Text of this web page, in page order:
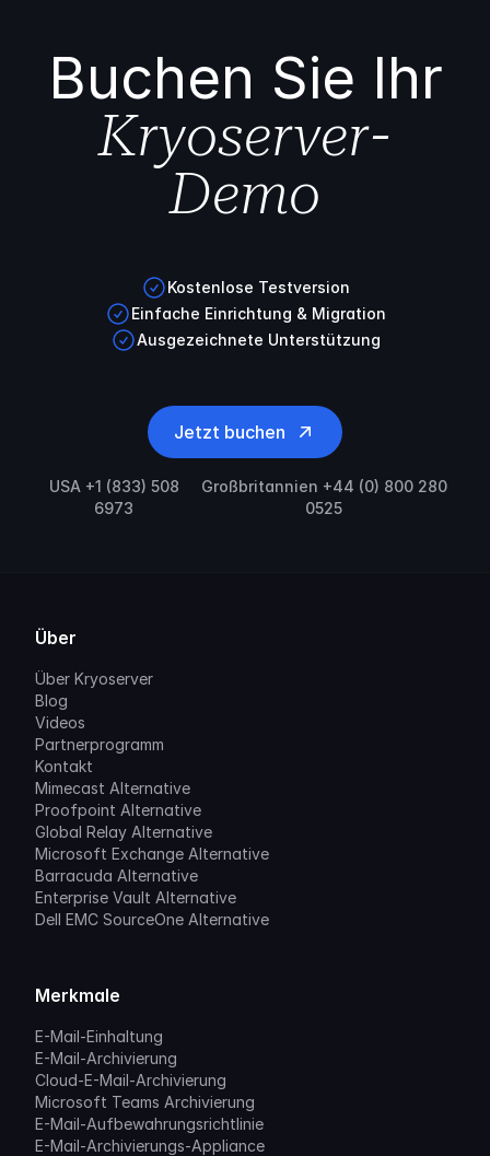
Buchen Sie Ihr
Kryoserver-
Demo
Kostenlose Testversion
Einfache Einrichtung & Migration
Ausgezeichnete Unterstützung
Jetzt buchen
USA +1 (833) 508
6973
Großbritannien +44 (0) 800 280
0525
Über
Über Kryoserver
Blog
Videos
Partnerprogramm
Kontakt
Mimecast Alternative
Proofpoint Alternative
Global Relay Alternative
Microsoft Exchange Alternative
Barracuda Alternative
Enterprise Vault Alternative
Dell EMC SourceOne Alternative
Merkmale
E-Mail-Einhaltung
E-Mail-Archivierung
Cloud-E-Mail-Archivierung
Microsoft Teams Archivierung
E-Mail-Aufbewahrungsrichtlinie
E-Mail-Archivierungs-Appliance